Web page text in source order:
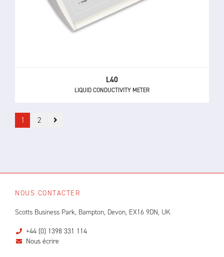
L40
LIQUID CONDUCTIVITY METER
1 2
NOUS CONTACTER
Scotts Business Park, Bampton, Devon, EX16 9DN, UK
+44 (0) 1398 331 114
Nous écrire